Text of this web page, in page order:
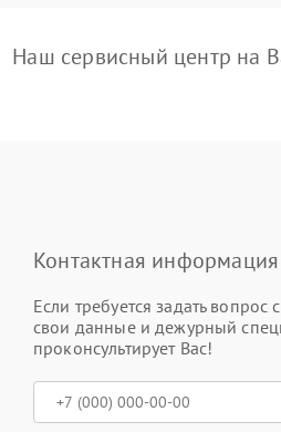
Наш сервисный центр на
Контактная информация
Если требуется задать вопрос
свои данные и дежурный
проконсультирует Вас!